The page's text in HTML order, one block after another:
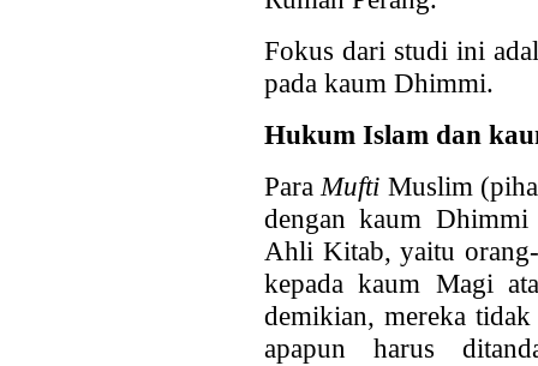
Fokus dari studi ini
pada kaum Dhimmi.
Hukum Islam dan
Para Mufti Muslim
dengan kaum Dhimmi
Ahli Kitab, yaitu
kepada kaum Magi
demikian, mereka
apapun harus